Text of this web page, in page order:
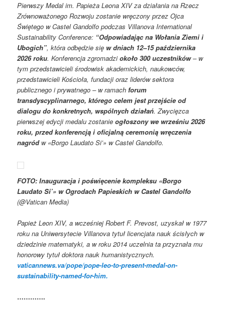
Pierwszy Medal im. Papieża Leona XIV za działania na Rzecz
Zrównoważonego Rozwoju zostanie wręczony przez Ojca
Świętego w Castel Gandolfo podczas Villanova International
Sustainability Conference: “Odpowiadając na Wołania Ziemi i
Ubogich”, która odbędzie się w dniach 12–15 października
2026 roku. Konferencja zgromadziokoło 300 uczestników– w
tym przedstawicieli środowisk akademickich, naukowców,
przedstawicieli Kościoła, fundacji oraz liderów sektora
publicznego i prywatnego – w ramachforum
transdyscyplinarnego, którego celem jest przejście od
dialogu do konkretnych, wspólnych działań. Zwycięzca
pierwszej edycji medalu zostanieogłoszony we wrześniu 2026
roku, przed konferencją i oficjalną ceremonią wręczenia
nagródw «Borgo Laudato Si’» w Castel Gandolfo.
FOTO: Inauguracja i poświęcenie kompleksu «Borgo
Laudato Si’» w Ogrodach Papieskich w Castel Gandolfo
(@Vatican Media)
Papież Leon XIV, a wcześniej Robert F. Prevost, uzyskał w 1977
roku na Uniwersytecie Villanova tytuł licencjata nauk ścisłych w
dziedzinie matematyki, a w roku 2014 uczelnia ta przyznała mu
honorowy tytuł doktora nauk humanistycznych.
vaticannews.va/pope/pope-leo-to-present-medal-on-
sustainability-named-for-him.
………….